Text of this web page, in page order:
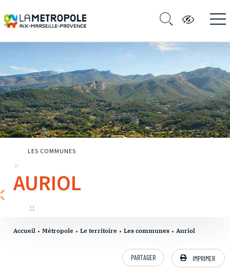
LES COMMUNES
AURIOL
Accueil Métropole Le territoire Les communes Auriol
PARTAGER IMPRIMER